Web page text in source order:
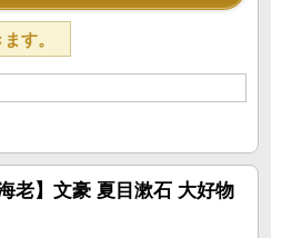
す。
老】文豪 夏目漱石 大好物